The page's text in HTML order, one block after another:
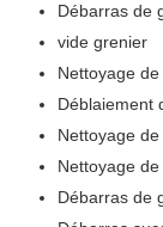
Débarras de
vide grenier
Nettoyage
Déblaiement
Nettoyage
Nettoyage de
Débarras de